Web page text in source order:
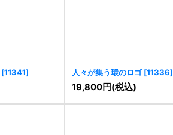
[11341] 人々が集う環のロゴ [11336]
19,800円(税込)